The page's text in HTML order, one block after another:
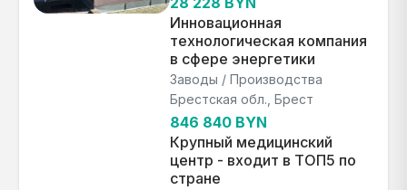
Инновационная
технологическая компания
в сфере энергетики
Заводы / Производства
Брестская обл., Брест
846 840 BYN
Крупный медицинский
центр - входит в ТОП5 по
стране